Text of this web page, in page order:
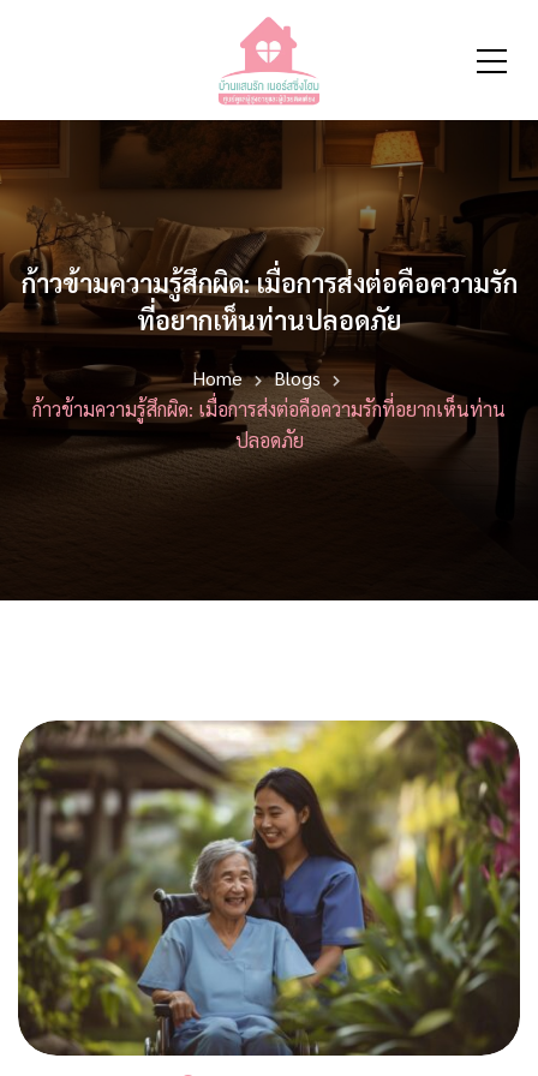
ก้าวข้ามความรู้สึกผิด: เมื่อการส่งต่อคือความรัก
ที่อยากเห็นท่านปลอดภัย
Home
Blogs
ก้าวข้ามความรู้สึกผิด: เมื่อการส่งต่อคือความรักที่อยากเห็นท่าน
ปลอดภัย